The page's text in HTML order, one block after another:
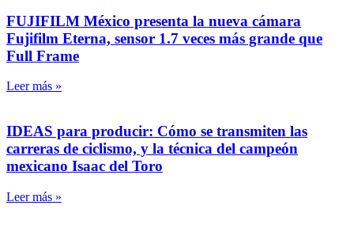
FUJIFILM México presenta la nueva cámara
Fujifilm Eterna, sensor 1.7 veces más grande que
Full Frame
Leer más »
IDEAS para producir: Cómo se transmiten las
carreras de ciclismo, y la técnica del campeón
mexicano Isaac del Toro
Leer más »